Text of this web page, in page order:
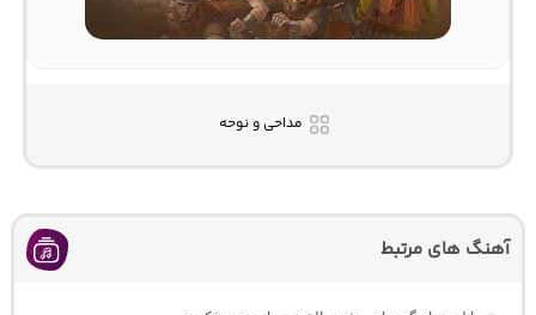
مداحی و نوحه
آهنگ های مرتبط